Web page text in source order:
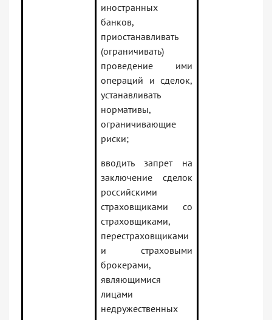
иностранных
банков,
приостанавливать
(ограничивать)
проведение ими
операций и сделок,
устанавливать
нормативы,
ограничивающие
риски;
вводить запрет на
заключение сделок
российскими
страховщиками со
страховщиками,
перестраховщиками
и страховыми
брокерами,
являющимися
лицами
недружественных